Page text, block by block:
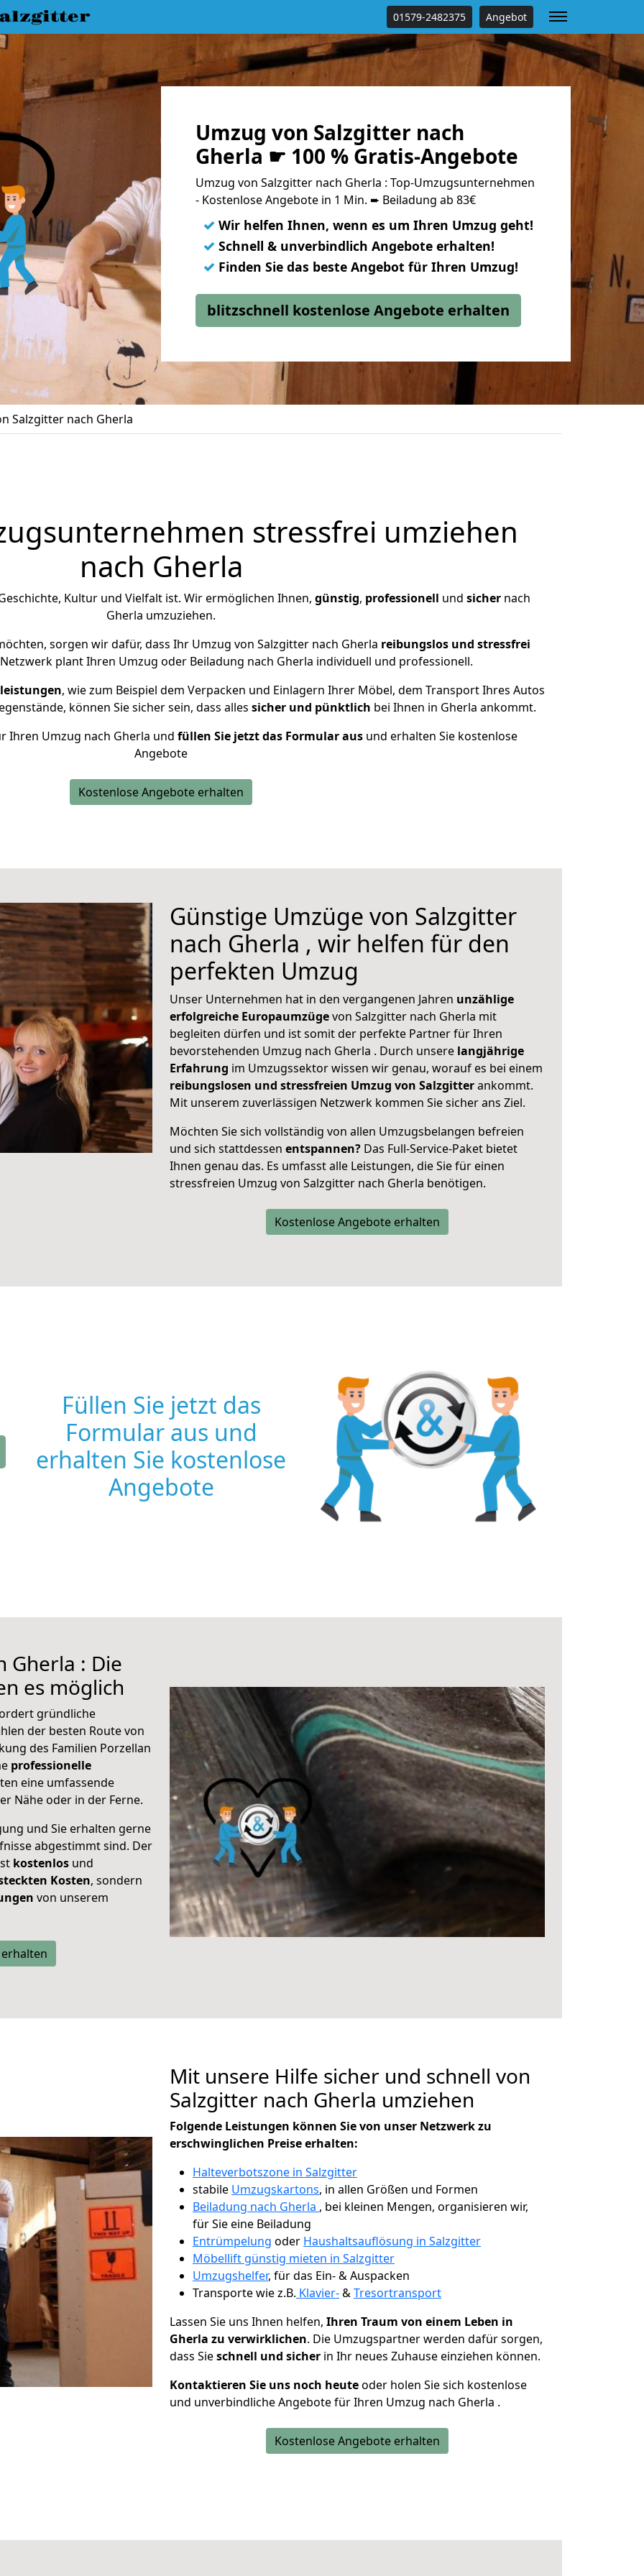
01579-2482375 Angebot
Umzug von Salzgitter nach
Gherla ☛ 100 % Gratis-Angebote
Umzug von Salzgitter nach Gherla : Top-Umzugsunternehmen
- Kostenlose Angebote in 1 Min. ➨ Beiladung ab 83€
✓ Wir helfen Ihnen, wenn es um Ihren Umzug geht!
✓ Schnell & unverbindlich Angebote erhalten!
✓ Finden Sie das beste Angebot für Ihren Umzug!
blitzschnell kostenlose Angebote erhalten
Salzgitter nach Gherla
stressfrei umziehen
nach Gherla
Kultur und Vielfalt ist. Wir ermöglichen Ihnen, günstig, professionell und sichernach
Gherla umzuziehen.
sorgen wir dafür, dass Ihr Umzug von Salzgitter nach Gherla reibungslos und stressfrei
plant Ihren Umzug oder Beiladung nach Gherla individuell und professionell.
, wie zum Beispiel dem Verpacken und Einlagern Ihrer Möbel, dem Transport Ihres Autos
können Sie sicher sein, dass alles sicher und pünktlich bei Ihnen in Gherla ankommt.
Ihren Umzug nach Gherla und füllen Sie jetzt das Formular ausund erhalten Sie kostenlose
Angebote
Kostenlose Angebote erhalten
Günstige Umzüge von Salzgitter
nach Gherla , wir helfen für den
perfekten Umzug
Unser Unternehmen hat in den vergangenen Jahren unzählige
erfolgreiche Europaumzügevon Salzgitter nach Gherla mit
begleiten dürfen und ist somit der perfekte Partner für Ihren
bevorstehenden Umzug nach Gherla . Durch unsere langjährige
Erfahrung im Umzugssektor wissen wir genau, worauf es bei einem
reibungslosen und stressfreien Umzug von Salzgitterankommt.
Mit unserem zuverlässigen Netzwerk kommen Sie sicher ans Ziel.
Möchten Sie sich vollständig von allen Umzugsbelangen befreien
und sich stattdessen entspannen? Das Full-Service-Paket bietet
Ihnen genau das. Es umfasst alle Leistungen, die Sie für einen
stressfreien Umzug von Salzgitter nach Gherla benötigen.
Kostenlose Angebote erhalten
Füllen Sie jetzt das
Formular aus und
erhalten Sie kostenlose
Angebote
Gherla : Die
es möglich
gründliche
der besten Route von
des Familien Porzellan
professionelle
eine umfassende
Nähe oder in der Ferne.
und Sie erhalten gerne
abgestimmt sind. Der
kostenlos und
Kosten, sondern
von unserem
Mit unsere Hilfe sicher und schnell von
Salzgitter nach Gherla umziehen
Folgende Leistungen können Sie von unser Netzwerk zu
erschwinglichen Preise erhalten:
Halteverbotszone in Salzgitter
stabile Umzugskartons, in allen Größen und Formen
Beiladung nach Gherla , bei kleinen Mengen, organisieren wir,
für Sie eine Beiladung
Entrümpelung oder Haushaltsauflösung in Salzgitter
Möbellift günstig mieten in Salzgitter
Umzugshelfer, für das Ein- & Auspacken
Transporte wie z.B. Klavier-&Tresortransport
Lassen Sie uns Ihnen helfen, Ihren Traum von einem Leben in
Gherla zu verwirklichen. Die Umzugspartner werden dafür sorgen,
dass Sieschnell und sicher in Ihr neues Zuhause einziehen können.
Kontaktieren Sie uns noch heuteoder holen Sie sich kostenlose
und unverbindliche Angebote für Ihren Umzug nach Gherla .
Kostenlose Angebote erhalten